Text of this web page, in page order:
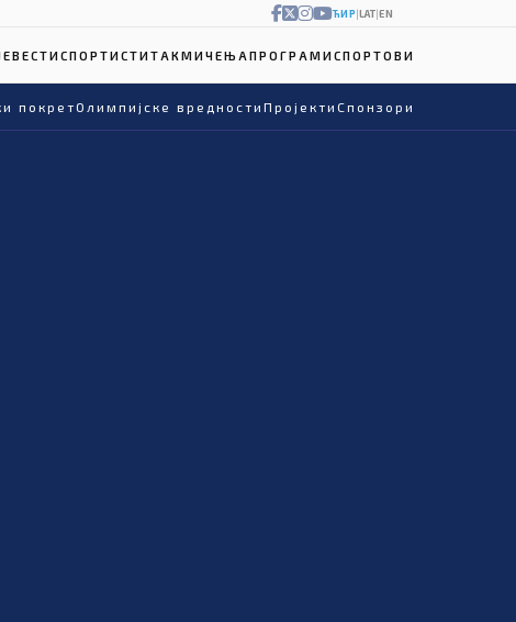
ЋИР|LAT|EN
ВЕСТИ СПОРТИСТИ ТАКМИЧЕЊА ПРОГРАМИ СПОРТОВИ
покретОлимпијске вредности Пројекти Спонзори